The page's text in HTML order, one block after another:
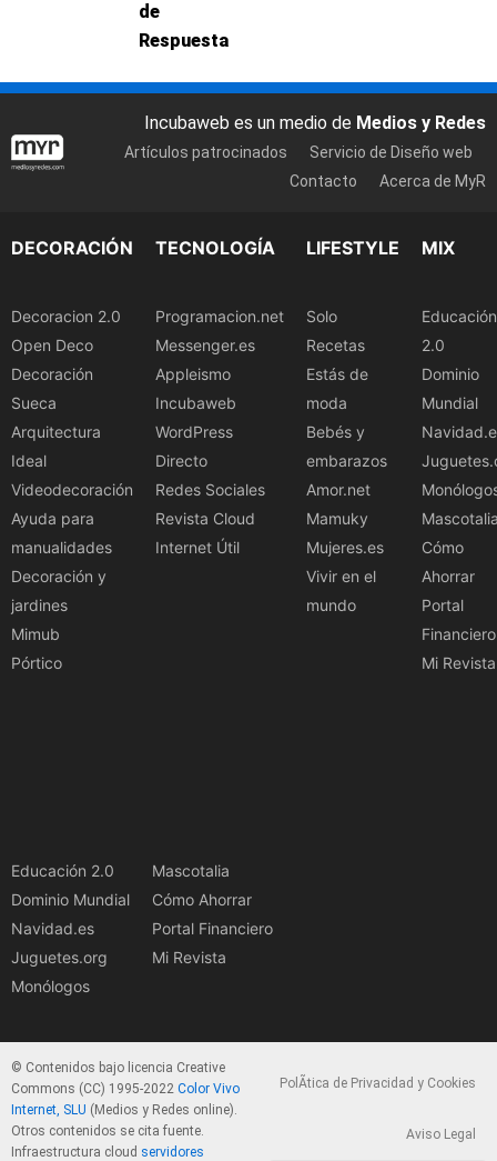
de
Respuesta
Incubaweb es un medio de Medios y Redes
Artículos patrocinados
Servicio de Diseño web
Contacto
Acerca de MyR
DECORACIÓN
Decoracion 2.0
Open Deco
Decoración
Sueca
Arquitectura
Ideal
Videodecoración
Ayuda para
manualidades
Decoración y
jardines
Mimub
Pórtico
TECNOLOGÍA
Programacion.net
Messenger.es
Appleismo
Incubaweb
WordPress
Directo
Redes Sociales
Revista Cloud
Internet Útil
LIFESTYLE
Solo
Recetas
Estás de
moda
Bebés y
embarazos
Amor.net
Mamuky
Mujeres.es
Vivir en el
mundo
MIX
Educación
2.0
Dominio
Mundial
Cómo
Ahorrar
Portal
Financiero
Mi Revista
Educación 2.0
Dominio Mundial
Navidad.es
Juguetes.org
Monólogos
Mascotalia
Cómo Ahorrar
Portal Financiero
Mi Revista
© Contenidos bajo licencia Creative
Commons (CC) 1995-2022 Color Vivo
Internet, SLU (Medios y Redes online).
Otros contenidos se cita fuente.
Infraestructura cloud servidores
PolÃ­tica de Privacidad y Cookies
Aviso Legal